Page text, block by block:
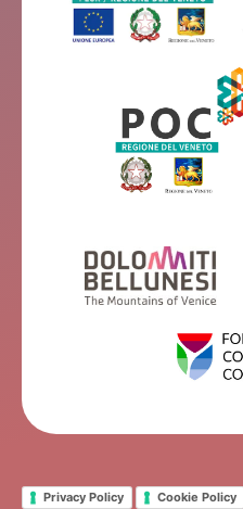
Privacy Policy Cookie Policy